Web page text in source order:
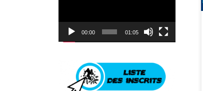
00:00 01:05